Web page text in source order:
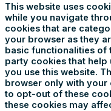
This website uses
while you navigate
cookies that are
your browser as they
basic functionalities of
party cookies that help
you use this website.
browser only with your
to opt-out of these
these cookies may